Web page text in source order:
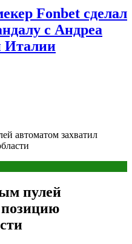
Fonbet сделал
с Андреа
Италии
автоматом захватил
пулей
позицию